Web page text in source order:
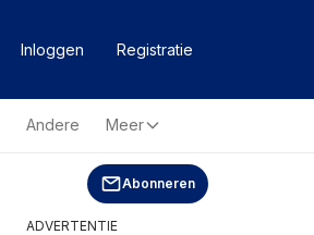
Inloggen Registratie
Andere Meer
Abonneren
ADVERTENTIE